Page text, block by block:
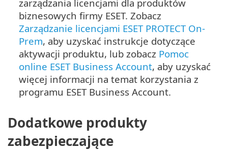
zarządzania licencjami dla produktów
biznesowych firmy ESET. Zobacz
Zarządzanie licencjami ESET PROTECT On-
Prem, aby uzyskać instrukcje dotyczące
aktywacji produktu, lub zobacz Pomoc
online ESET Business Account, aby uzyskać
więcej informacji na temat korzystania z
programu ESET Business Account.
Dodatkowe produkty
zabezpieczające